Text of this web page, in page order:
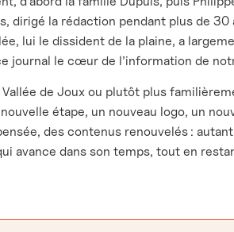
dirigé la rédaction pendant plus de 30
lui le dissident de la plaine, a
journal le cœur de l’information de
Vallée de Joux ou plutôt plus
étape, un nouveau logo, un
des contenus renouvelés :
avance dans son temps, tout en